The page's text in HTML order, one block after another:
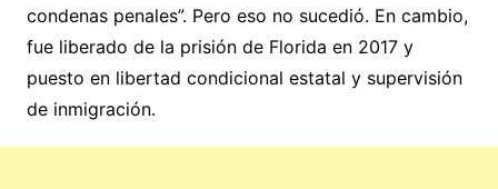
condenas penales”. Pero eso no sucedió. En cambio,
fue liberado de la prisión de Florida en 2017 y
puesto en libertad condicional estatal y supervisión
de inmigración.